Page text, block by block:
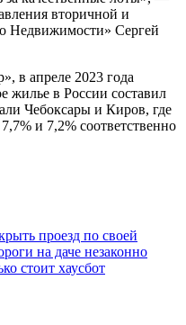
вторичной и
Недвижимости» Сергей
в апреле 2023 года
жилье в России составил
Чебоксары и Киров, где
и 7,2% соответственно
проезд по своей
на даче незаконно
стоит хаусбот